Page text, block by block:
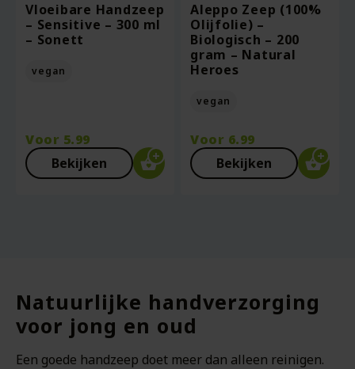
Vloeibare Handzeep
– Sensitive – 300 ml
– Sonett
vegan
Voor 5.99
Bekijken
Aleppo Zeep (100%
Olijfolie) –
Biologisch – 200
gram – Natural
Heroes
vegan
Voor 6.99
Bekijken
Natuurlijke handverzorging
voor jong en oud
Een goede handzeep doet meer dan alleen reinigen.